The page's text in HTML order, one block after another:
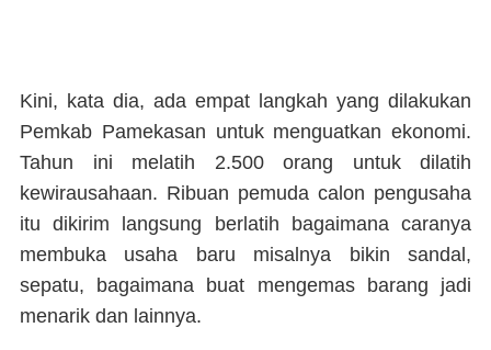
Kini, kata dia, ada empat langkah yang dilakukan
Pemkab Pamekasan untuk menguatkan ekonomi.
Tahun ini melatih 2.500 orang untuk dilatih
kewirausahaan. Ribuan pemuda calon pengusaha
itu dikirim langsung berlatih bagaimana caranya
membuka usaha baru misalnya bikin sandal,
sepatu, bagaimana buat mengemas barang jadi
menarik dan lainnya.